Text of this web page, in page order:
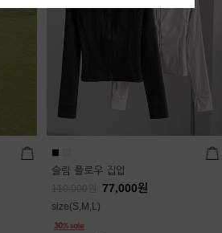
슬림 플로우 집업
110,000 77,000원
size(S,M,L)